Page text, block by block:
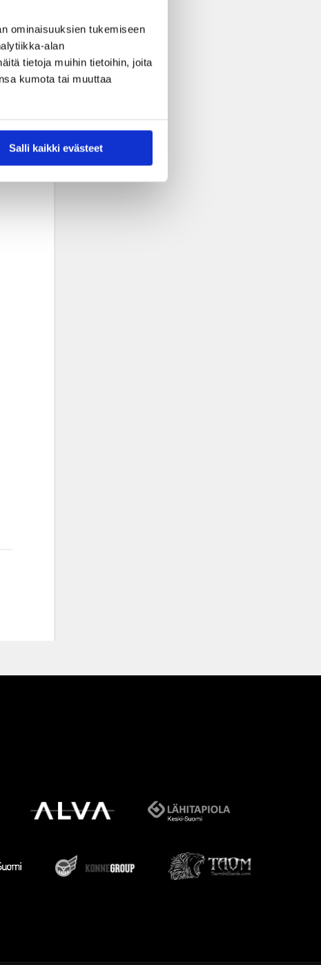
ominaisuuksien tukemiseen
alan
tietoja muihin tietoihin, joita
kumota tai muuttaa
Salli kaikki evästeet